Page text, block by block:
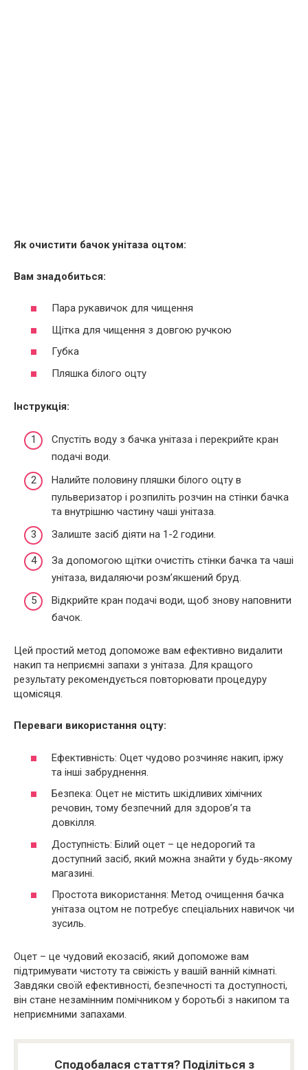
Як очистити бачок унітаза оцтом:
Вам знадобиться:
Пара рукавичок для чищення
Щітка для чищення з довгою ручкою
Губка
Пляшка білого оцту
Інструкція:
Спустіть воду з бачка унітаза і перекрийте кран
подачі води.
Налийте половину пляшки білого оцту в
пульверизатор і розпиліть розчин на стінки бачка
та внутрішню частину чаші унітаза.
Залиште засіб діяти на 1-2 години.
За допомогою щітки очистіть стінки бачка та чаші
унітаза, видаляючи розм’якшений бруд.
Відкрийте кран подачі води, щоб знову наповнити
бачок.
Цей простий метод допоможе вам ефективно видалити
накип та неприємні запахи з унітаза. Для кращого
результату рекомендується повторювати процедуру
щомісяця.
Переваги використання оцту:
Ефективність: Оцет чудово розчиняє накип, іржу
та інші забруднення.
Безпека: Оцет не містить шкідливих хімічних
речовин, тому безпечний для здоров’я та
довкілля.
Доступність: Білий оцет – це недорогий та
доступний засіб, який можна знайти у будь-якому
магазині.
Простота використання: Метод очищення бачка
унітаза оцтом не потребує спеціальних навичок чи
зусиль.
Оцет – це чудовий екозасіб, який допоможе вам
підтримувати чистоту та свіжість у вашій ванній кімнаті.
Завдяки своїй ефективності, безпечності та доступності,
він стане незамінним помічником у боротьбі з накипом та
неприємними запахами.
Сподобалася стаття? Поділіться з